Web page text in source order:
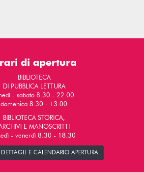
di apertura
BIBLIOTECA
DI PUBBLICA LETTURA
- sabato 8.30 - 22.00
domenica 8.30 - 13.00
BIBLIOTECA STORICA,
E MANOSCRITTI
- venerdì 8.30 - 18.30
E CALENDARIO APERTURA